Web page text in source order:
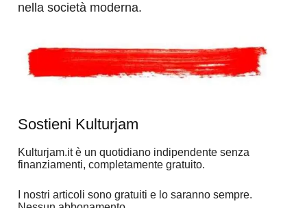
nella società moderna.
Sostieni Kulturjam
Kulturjam.it è un quotidiano indipendente senza
finanziamenti, completamente gratuito.
I nostri articoli sono gratuiti e lo saranno sempre.